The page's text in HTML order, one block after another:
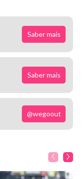
Saber mais
Saber mais
@wegoout